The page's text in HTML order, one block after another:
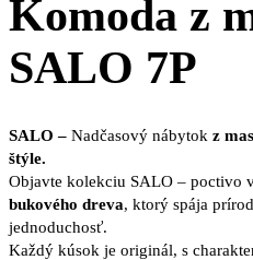
Komoda z
SALO 7P
SALO – Nadčasový nábytok z
štýle.
Objavte kolekciu SALO – poctivo
bukového dreva, ktorý spája
jednoduchosť.
Každý kúsok je originál, s